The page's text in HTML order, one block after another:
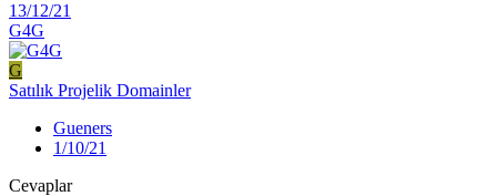
13/12/21
G4G
G
Satılık Projelik Domainler
Gueners
1/10/21
Cevaplar